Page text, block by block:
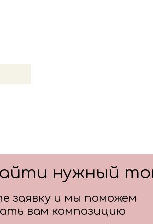
нужный
заявку и мы поможем
вам композицию